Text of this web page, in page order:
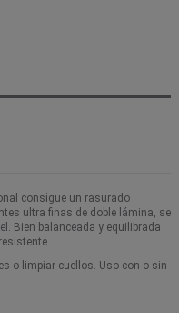
consigue un rasurado
ultra finas de doble lámina, se
Bien balanceada y equilibrada
o limpiar cuellos. Uso con o sin